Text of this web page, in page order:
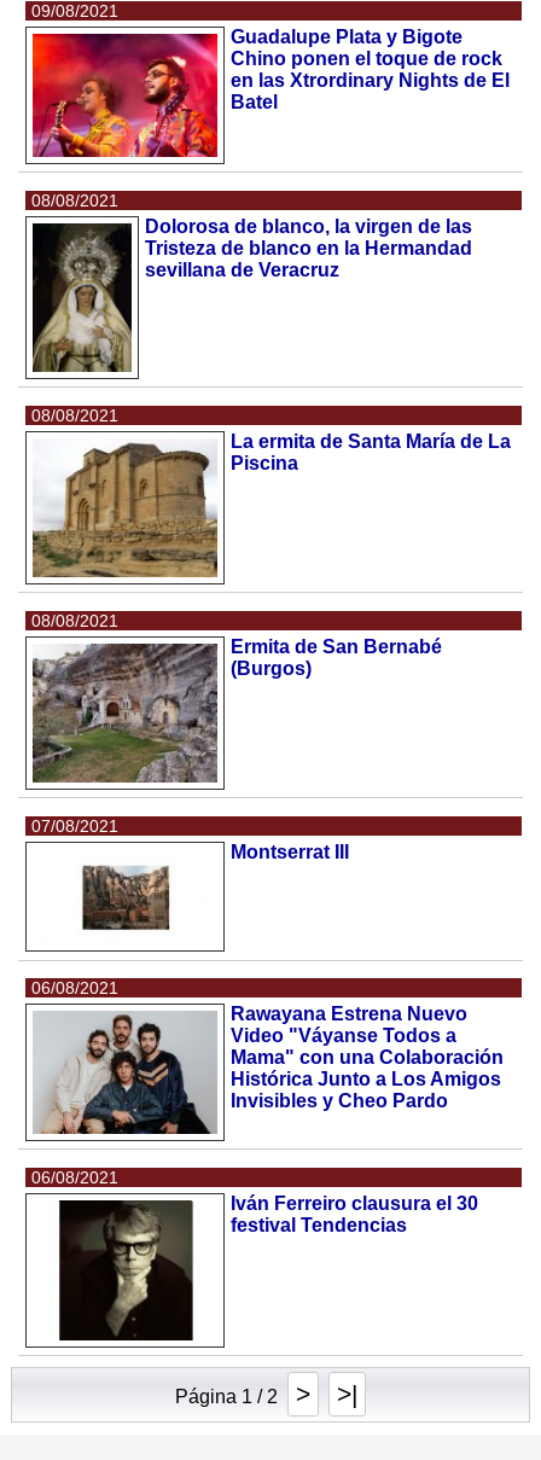
09/08/2021
Guadalupe Plata y Bigote
Chino ponen el toque de rock
en las Xtrordinary Nights de El
Batel
08/08/2021
Dolorosa de blanco, la virgen de las
Tristeza de blanco en la Hermandad
sevillana de Veracruz
08/08/2021
La ermita de Santa María de La
Piscina
08/08/2021
Ermita de San Bernabé
(Burgos)
07/08/2021
Montserrat III
06/08/2021
Rawayana Estrena Nuevo
Video "Váyanse Todos a
Mama" con una Colaboración
Histórica Junto a Los Amigos
Invisibles y Cheo Pardo
06/08/2021
Iván Ferreiro clausura el 30
festival Tendencias
Página 1 / 2 > >|